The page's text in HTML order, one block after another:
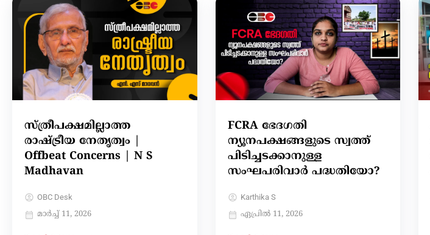
സ്ത്രീപക്ഷമില്ലാത്ത
രാഷ്ട്രീയ നേതൃത്വം |
Offbeat Concerns | N S
Madhavan
OBC Desk
മാർച്ച്‌ 11, 2026
FCRA ഭേദഗതി
ന്യൂനപക്ഷങ്ങളുടെ സ്വത്ത്
പിടിച്ചടക്കാനുള്ള
സംഘപരിവാർ പദ്ധതിയോ?
Karthika S
ഏപ്രിൽ 11, 2026